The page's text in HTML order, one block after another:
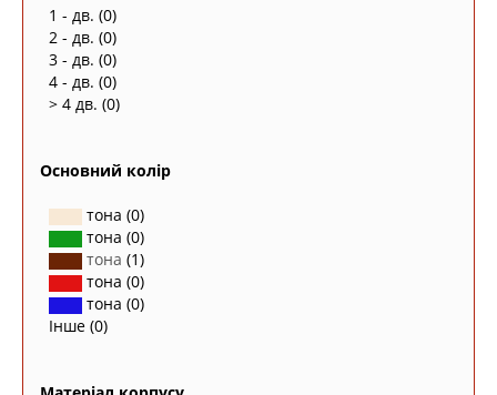
1 - дв. (0)
2 - дв. (0)
3 - дв. (0)
4 - дв. (0)
> 4 дв. (0)
Основний колір
тона (0)
тона (0)
тона (1)
тона (0)
тона (0)
Інше (0)